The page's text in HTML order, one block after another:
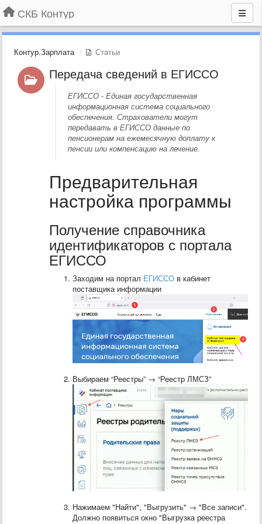
СКБ Контур
Контур.Зарплата Статьи
Передача сведений в ЕГИССО
ЕГИССО - Единая государственная
информационная система социального
обеспечения. Страхователи могут
передавать в ЕГИССО данные по
пенсионерам на ежемесячную доплату к
пенсии или компенсацию на лечение.
Предварительная
настройка программы
Получение справочника
идентификаторов с портала
ЕГИССО
Заходим на портал ЕГИССОв кабинет
поставщика информации
Выбираем “Реестры” → “Реестр ЛМСЗ”
Нажимаем "Найти", "Выгрузить" → "Все записи".
Должно появиться окно "Выгрузка реестра